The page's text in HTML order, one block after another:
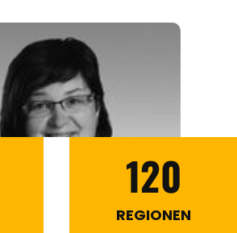
120
REGIONEN